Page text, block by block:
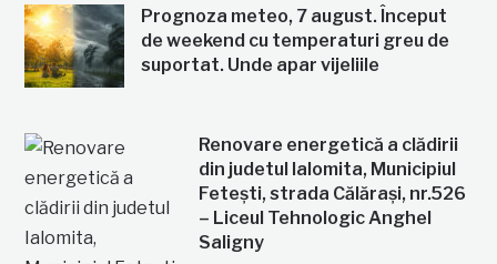
Prognoza meteo, 7 august. Început
de weekend cu temperaturi greu de
suportat. Unde apar vijeliile
Renovare energetică a clădirii
din judetul Ialomita, Municipiul
Fetești, strada Călărași, nr.526
– Liceul Tehnologic Anghel
Saligny